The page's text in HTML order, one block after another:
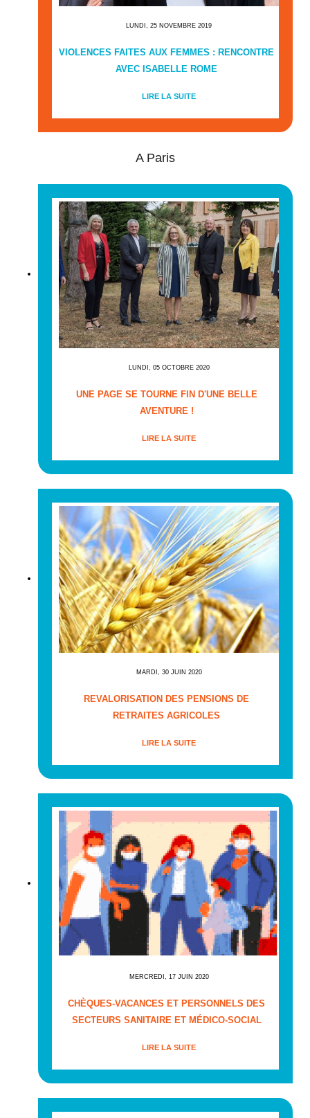
LUNDI, 25 NOVEMBRE 2019
VIOLENCES FAITES AUX FEMMES : RENCONTRE
AVEC ISABELLE ROME
LIRE LA SUITE
A Paris
LUNDI, 05 OCTOBRE 2020
UNE PAGE SE TOURNE FIN D'UNE BELLE
AVENTURE !
LIRE LA SUITE
MARDI, 30 JUIN 2020
REVALORISATION DES PENSIONS DE
RETRAITES AGRICOLES
LIRE LA SUITE
MERCREDI, 17 JUIN 2020
CHÈQUES-VACANCES ET PERSONNELS DES
SECTEURS SANITAIRE ET MÉDICO-SOCIAL
LIRE LA SUITE